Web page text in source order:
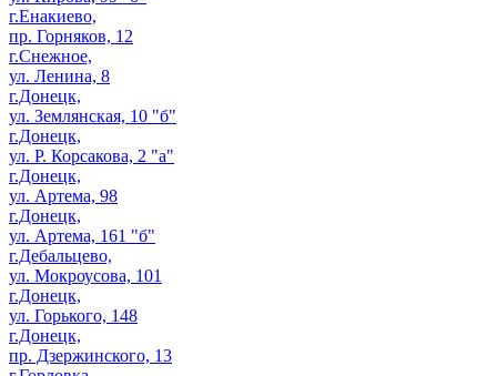
г.Енакиево,
пр. Горняков, 12
г.Снежное,
ул. Ленина, 8
г.Донецк,
ул. Землянская, 10 "б"
г.Донецк,
ул. Р. Корсакова, 2 "а"
г.Донецк,
ул. Артема, 98
г.Донецк,
ул. Артема, 161 "б"
г.Дебальцево,
ул. Мокроусова, 101
г.Донецк,
ул. Горького, 148
г.Донецк,
пр. Дзержинского, 13